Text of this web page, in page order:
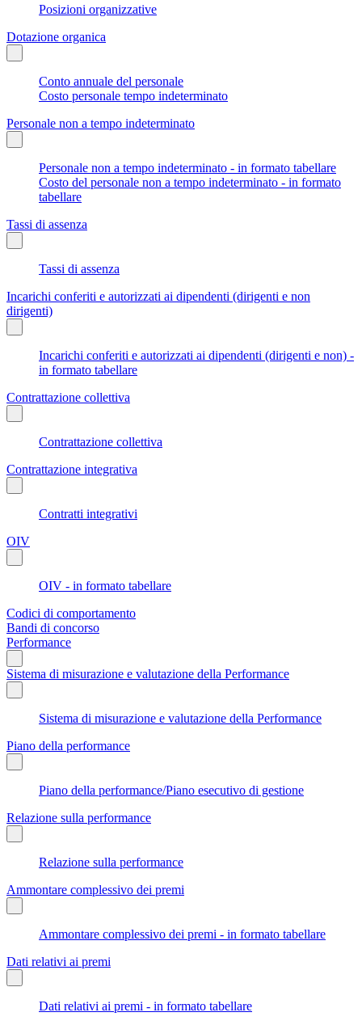
Posizioni organizzative
Dotazione organica
Conto annuale del personale
Costo personale tempo indeterminato
Personale non a tempo indeterminato
Personale non a tempo indeterminato - in formato tabellare
Costo del personale non a tempo indeterminato - in formato
tabellare
Tassi di assenza
Tassi di assenza
Incarichi conferiti e autorizzati ai dipendenti (dirigenti e non
dirigenti)
Incarichi conferiti e autorizzati ai dipendenti (dirigenti e non) -
in formato tabellare
Contrattazione collettiva
Contrattazione collettiva
Contrattazione integrativa
Contratti integrativi
OIV
OIV - in formato tabellare
Codici di comportamento
Bandi di concorso
Performance
Sistema di misurazione e valutazione della Performance
Sistema di misurazione e valutazione della Performance
Piano della performance
Piano della performance/Piano esecutivo di gestione
Relazione sulla performance
Relazione sulla performance
Ammontare complessivo dei premi
Ammontare complessivo dei premi - in formato tabellare
Dati relativi ai premi
Dati relativi ai premi - in formato tabellare